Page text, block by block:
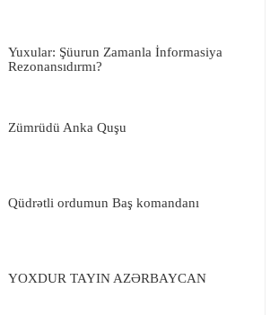
Yuxular: Şüurun Zamanla İnformasiya
Rezonansıdırmı?
Zümrüdü Anka Quşu
Qüdrətli ordumun Baş komandanı
YOXDUR TAYIN AZƏRBAYCAN